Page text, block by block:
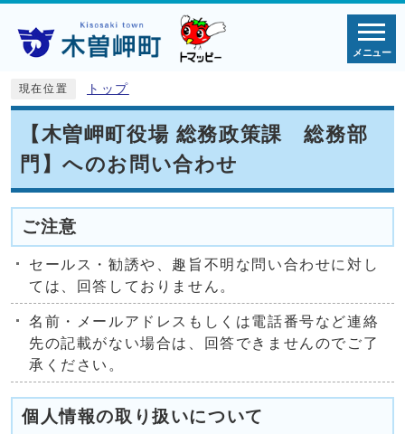
メニュー
現在位置 トップ
【木曽岬町役場 総務政策課 総務部
門】へのお問い合わせ
ご注意
セールス・勧誘や、趣旨不明な問い合わせに対し
ては、回答しておりません。
名前・メールアドレスもしくは電話番号など連絡
先の記載がない場合は、回答できませんのでご了
承ください。
個人情報の取り扱いについて